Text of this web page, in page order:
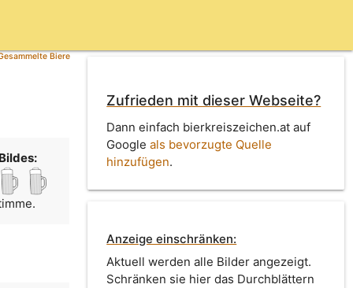
Biere
Zufrieden mit dieser Webseite?
Dann einfach bierkreiszeichen.at auf
Googleals bevorzugte Quelle
hinzufügen.
Anzeige einschränken:
Aktuell werden alle Bilder angezeigt.
Schränken sie hier das Durchblättern